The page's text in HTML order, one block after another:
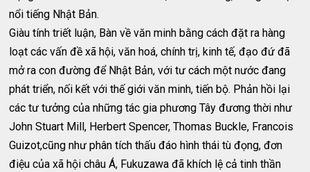
nổi tiếng Nhật Bản.
Giàu tính triết luận, Bàn về văn minh bằng cách đặt ra hàng
loạt các vấn đề xã hội, văn hoá, chính trị, kinh tế, đạo đứ đã
mở ra con đường để Nhật Bản, với tư cách một nước đang
phát triển, nối kết với thế giới văn minh, tiến bộ. Phản hồi lại
các tư tưởng của những tác gia phương Tây đương thời như
John Stuart Mill, Herbert Spencer, Thomas Buckle, Francois
Guizot,cũng như phân tích thấu đáo hình thái tù đọng, đơn
điệu của xã hội châu Á, Fukuzawa đã khích lệ cả tinh thần